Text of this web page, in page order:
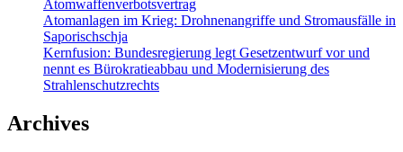
Atomwaffenverbotsvertrag
Atomanlagen im Krieg: Drohnenangriffe und Stromausfälle in
Saporischschja
Kernfusion: Bundesregierung legt Gesetzentwurf vor und
nennt es Bürokratieabbau und Modernisierung des
Strahlenschutzrechts
Archives